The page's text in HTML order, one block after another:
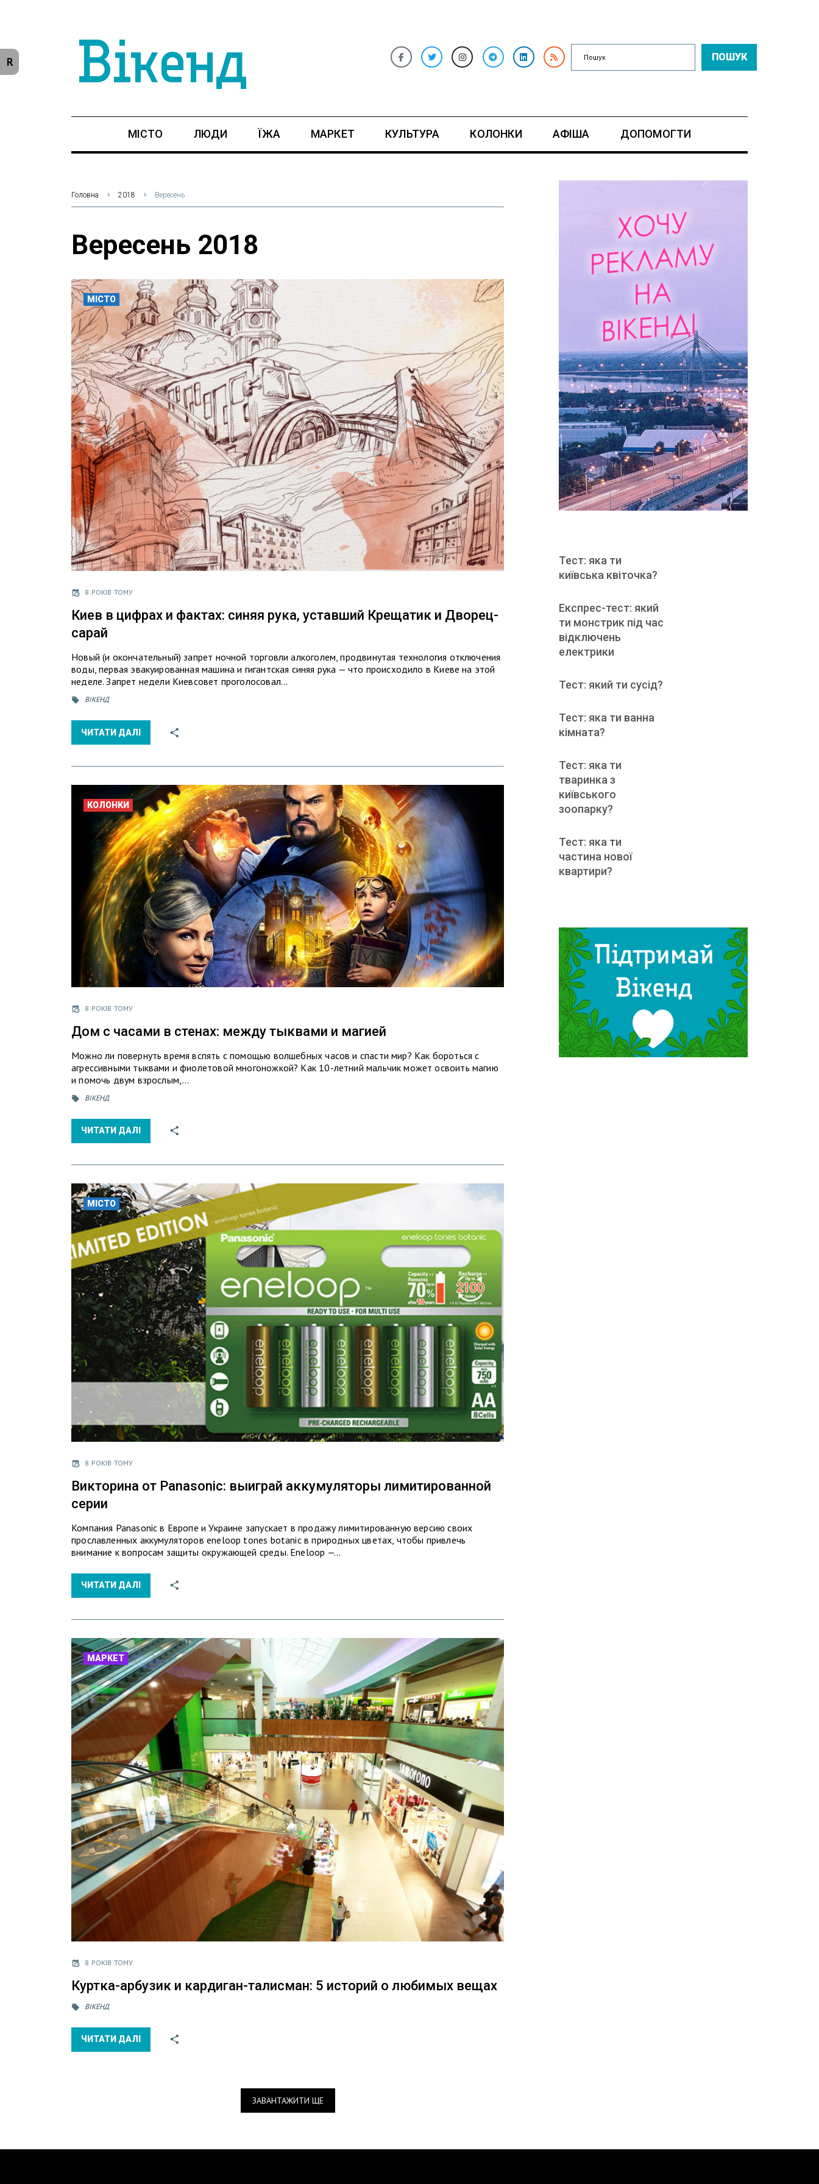
ПОШУК
МІСТО ЛЮДИ ЇЖА МАРКЕТ КУЛЬТУРА КОЛОНКИ АФІША ДОПОМОГТИ
Головна 2018 Вересень
Вересень 2018
МІСТО
8 РОКІВ ТОМУ
Киев в цифрах и фактах: синяя рука, уставший Крещатик и Дворец-
сарай
Новый (и окончательный) запрет ночной торговли алкоголем, продвинутая технология отключения
воды, первая эвакуированная машина и гигантская синяя рука — что происходило в Киеве на этой
неделе. Запрет недели Киевсовет проголосовал…
ВІКЕНД
ЧИТАТИ ДАЛІ
КОЛОНКИ
8 РОКІВ ТОМУ
Дом с часами в стенах: между тыквами и магией
Можно ли повернуть время вспять с помощью волшебных часов и спасти мир? Как бороться с
агрессивными тыквами и фиолетовой многоножкой? Как 10-летний мальчик может освоить магию
и помочь двум взрослым,…
ВІКЕНД
ЧИТАТИ ДАЛІ
МІСТО
8 РОКІВ ТОМУ
Викторина от Panasonic: выиграй аккумуляторы лимитированной
серии
Компания Panasonic в Европе и Украине запускает в продажу лимитированную версию своих
прославленных аккумуляторов eneloop tones botanic в природных цветах, чтобы привлечь
внимание к вопросам защиты окружающей среды. Eneloop —…
ЧИТАТИ ДАЛІ
МАРКЕТ
8 РОКІВ ТОМУ
Куртка-арбузик и кардиган-талисман: 5 историй о любимых вещах
ВІКЕНД
ЧИТАТИ ДАЛІ
ЗАВАНТАЖИТИ ЩЕ
Тест: яка ти
київська квіточка?
Експрес-тест: який
ти монстрик під час
відключень
електрики
Тест: який ти сусід?
Тест: яка ти ванна
кімната?
Тест: яка ти
тваринка з
київського
зоопарку?
Тест: яка ти
частина нової
квартири?
R